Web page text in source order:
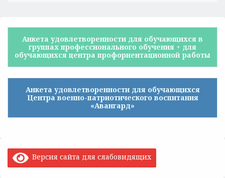
Анкета удовлетворенности для обучающихся в
группах профессионального обучения + для
обучающихся центра профориентационной работы
Анкета удовлетворенности для обучающихся
Центра военно-патриотического воспитания
«Авангард»
Версия сайта для слабовидящих